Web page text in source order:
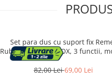
Set para dus cu suport fix
Rubinetterie 319MOX, 3 functii,
pe perete, finisaj crom lucios,
82,00 Lei69,00 Lei